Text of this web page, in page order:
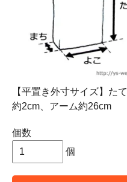
【平置き外寸サイズ】た
約2cm、アーム約26cm
個数
個